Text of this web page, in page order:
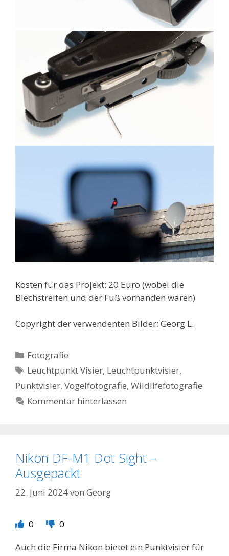
Kosten für das Projekt: 20 Euro (wobei die
Blechstreifen und der Fuß vorhanden waren)
Copyright der verwendenten Bilder: Georg L.
Kategorien
Fotografie
Schlagwörter
Leuchtpunkt Visier, Leuchtpunktvisier,
Punktvisier, Vogelfotografie, Wildlifefotografie
Kommentar hinterlassen
Nikon DF-M1 Dot Sight –
Ausgepackt
22. Juni 2024von Georg
0
0
Auch die Firma Nikon bietet ein Punktvisier für